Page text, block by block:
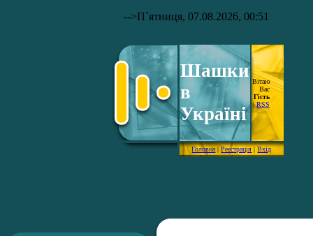
-->П`ятниця, 07.08.2026, 00:51
Шашки
в
Україні
Вітаю
Вас
Гість
|RSS
Головна|Реєстрація|Вхід